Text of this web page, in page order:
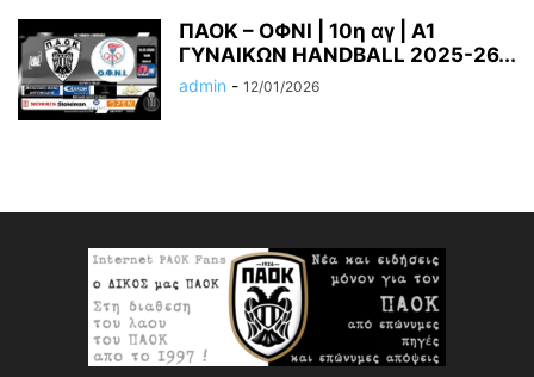
ΠΑΟΚ – ΟΦΝΙ | 10η αγ | A1
ΓΥΝΑΙΚΩΝ HANDBALL 2025-26...
admin - 12/01/2026